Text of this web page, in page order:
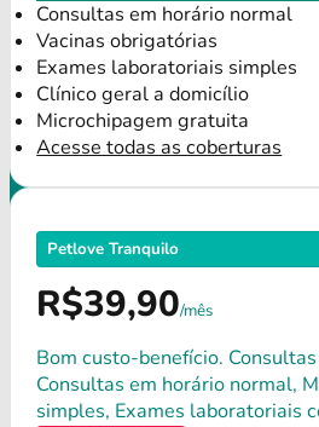
Consultas em horário normal
Vacinas obrigatórias
Exames laboratoriais simples
Clínico geral a domicílio
Microchipagem gratuita
Acesse todas as coberturas
Petlove Tranquilo
R$39,90/mês
Bom custo-benefício.
Consultas em horário normal,
simples, Exames laboratoriais